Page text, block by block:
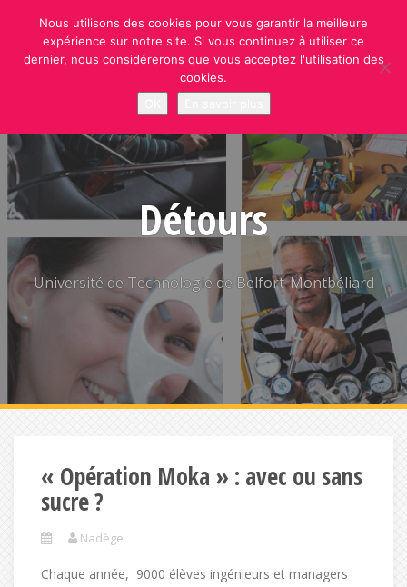
content
Détours
Université de Technologie de Belfort-Montbéliard
« Opération Moka » : avec ou sans
sucre ?
Nadège
Chaque année, 9000 élèves ingénieurs et managers
Nous utilisons des cookies pour vous garantir la meilleure
expérience sur notre site. Si vous continuez à utiliser ce
dernier, nous considérerons que vous acceptez l'utilisation des
cookies.